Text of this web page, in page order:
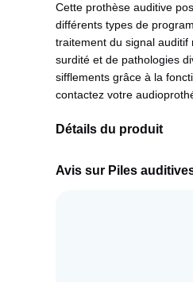
Cette prothèse auditive
différents types de
traitement du signal
surdité et de pathologies
sifflements grâce à la
contactez votre
Détails du produit
Avis sur Piles